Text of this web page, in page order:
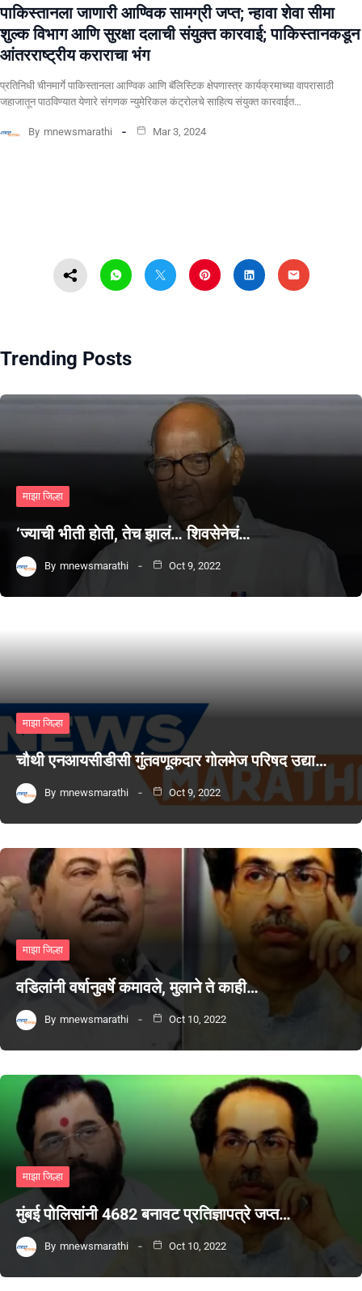
पाकिस्तानला जाणारी आण्विक सामग्री जप्त; न्हावा शेवा सीमा
शुल्क विभाग आणि सुरक्षा दलाची संयुक्त कारवाई; पाकिस्तानकडून
आंतरराष्ट्रीय कराराचा भंग
प्रतिनिधी चीनमार्गे पाकिस्तानला आण्विक आणि बॅलिस्टिक क्षेपणास्त्र कार्यक्रमाच्या वापरासाठी
जहाजातून पाठविण्यात येणारे संगणक न्युमेरिकल कंट्रोलचे साहित्य संयुक्त कारवाईत…
By mnewsmarathi Mar 3, 2024
Trending Posts
माझा जिल्हा
‘ज्याची भीती होती, तेच झालं… शिवसेनेचं…
By mnewsmarathi Oct 9, 2022
माझा जिल्हा
चौथी एनआयसीडीसी गुंतवणूकदार गोलमेज परिषद उद्या…
By mnewsmarathi Oct 9, 2022
माझा जिल्हा
वडिलांनी वर्षानुवर्षे कमावले, मुलाने ते काही…
By mnewsmarathi Oct 10, 2022
माझा जिल्हा
मुंबई पोलिसांनी 4682 बनावट प्रतिज्ञापत्रे जप्त…
By mnewsmarathi Oct 10, 2022